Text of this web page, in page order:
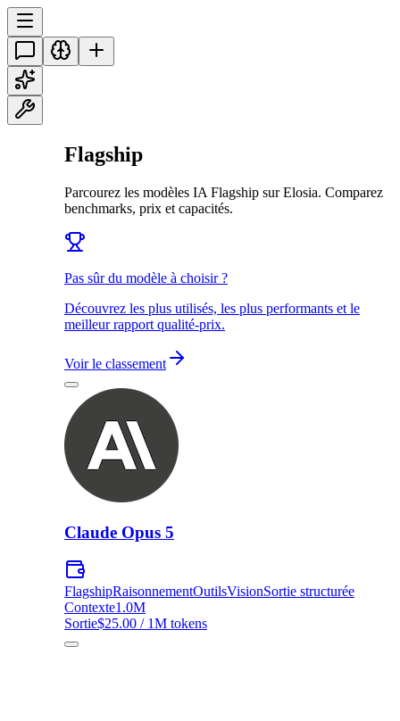
Flagship
Parcourez les modèles IA Flagship sur Elosia. Comparez
benchmarks, prix et capacités.
Pas sûr du modèle à choisir ?
Découvrez les plus utilisés, les plus performants et le
meilleur rapport qualité-prix.
Voir le classement
Claude Opus 5
FlagshipRaisonnementOutilsVisionSortie structurée
Contexte1.0M
Sortie$25.00 / 1M tokens